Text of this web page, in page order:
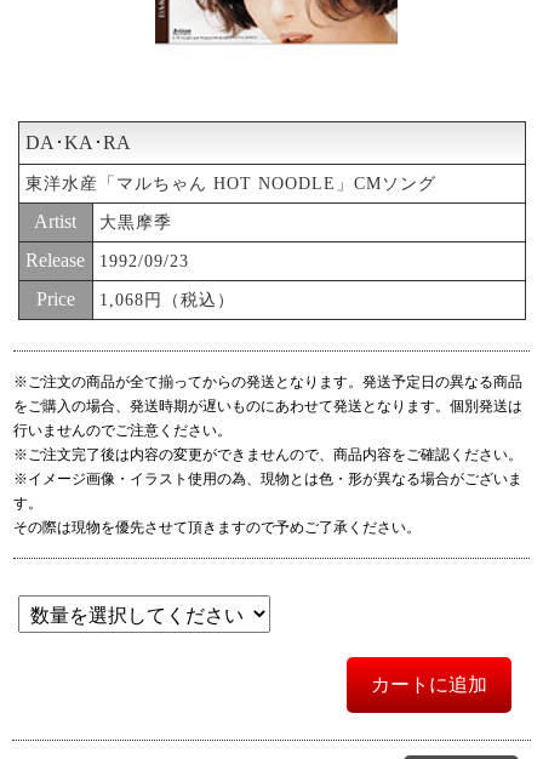
DA･KA･RA
東洋水産「マルちゃん HOT NOODLE」CMソング
Artist 大黒摩季
Release 1992/09/23
Price 1,068円（税込）
※ご注文の商品が全て揃ってからの発送となります。発送予定日の異なる商品
をご購入の場合、発送時期が遅いものにあわせて発送となります。個別発送は
行いませんのでご注意ください。
※ご注文完了後は内容の変更ができませんので、商品内容をご確認ください。
※イメージ画像・イラスト使用の為、現物とは色・形が異なる場合がございま
す。
その際は現物を優先させて頂きますので予めご了承ください。
カートに追加